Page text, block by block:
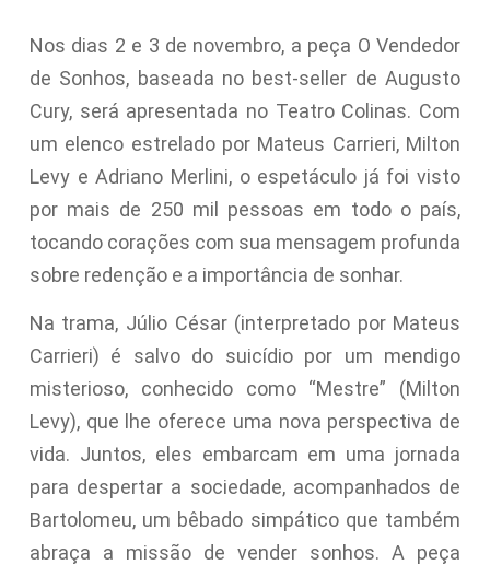
Nos dias 2 e 3 de novembro, a peça O Vendedor
de Sonhos, baseada no best-seller de Augusto
Cury, será apresentada no Teatro Colinas. Com
um elenco estrelado por Mateus Carrieri, Milton
Levy e Adriano Merlini, o espetáculo já foi visto
por mais de 250 mil pessoas em todo o país,
tocando corações com sua mensagem profunda
sobre redenção e a importância de sonhar.
Na trama, Júlio César (interpretado por Mateus
Carrieri) é salvo do suicídio por um mendigo
misterioso, conhecido como “Mestre” (Milton
Levy), que lhe oferece uma nova perspectiva de
vida. Juntos, eles embarcam em uma jornada
para despertar a sociedade, acompanhados de
Bartolomeu, um bêbado simpático que também
abraça a missão de vender sonhos. A peça